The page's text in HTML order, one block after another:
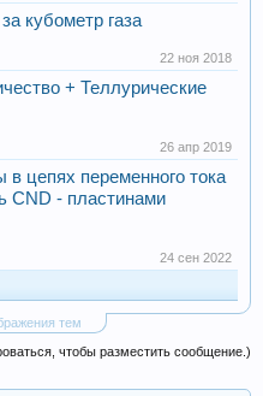
кубометр газа
22 ноя 2018
+ Теллурические
26 апр 2019
цепях переменного тока
CND - пластинами
24 сен 2022
тем
чтобы разместить сообщение.)